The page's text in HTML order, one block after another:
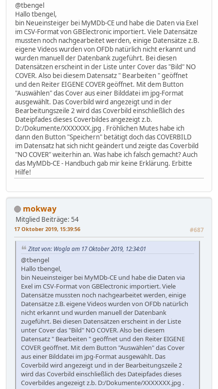
@tbengel
Hallo tbengel,
bin Neueinsteiger bei MyMDb-CE und habe die Daten via Exel
im CSV-Format von GBElectronic importiert. Viele Datensätze
mussten noch nachgearbeitet werden, einige Datensätze z.B.
eigene Videos wurden von OFDb natürlich nicht erkannt und
wurden manuell der Datenbank zugeführt. Bei diesen
Datensätzen erscheint in der Liste unter Cover das "Bild" NO
COVER. Also bei diesem Datensatz " Bearbeiten " geöffnet
und den Reiter EIGENE COVER geöffnet. Mit dem Button
"Auswählen" das Cover aus einer Bilddatei im jpg-Format
ausgewählt. Das Coverbild wird angezeigt und in der
Bearbeitungszeile 2 wird das Coverbild einschließlich des
Dateipfades dieses Coverbildes angezeigt z.b.
D:/Dokumente/XXXXXXX.jpg . Fröhlichen Mutes habe ich
dann den Button "Speichern" betätigt doch das COVERBILD
im Datensatz hat sich nicht geändert und zeigte das Coverbild
"NO COVER" weiterhin an. Was habe ich falsch gemacht? Auch
das MyMDb-CE - Handbuch gab mir keine Erklärung. Erbitte
Hilfe!
mokway
Mitglied Beiträge: 54
17 Oktober 2019, 15:39:56 #687
Zitat von: Wogla am 17 Oktober 2019, 12:34:01
@tbengel
Hallo tbengel,
bin Neueinsteiger bei MyMDb-CE und habe die Daten via
Exel im CSV-Format von GBElectronic importiert. Viele
Datensätze mussten noch nachgearbeitet werden, einige
Datensätze z.B. eigene Videos wurden von OFDb natürlich
nicht erkannt und wurden manuell der Datenbank
zugeführt. Bei diesen Datensätzen erscheint in der Liste
unter Cover das "Bild" NO COVER. Also bei diesem
Datensatz " Bearbeiten " geöffnet und den Reiter EIGENE
COVER geöffnet. Mit dem Button "Auswählen" das Cover
aus einer Bilddatei im jpg-Format ausgewählt. Das
Coverbild wird angezeigt und in der Bearbeitungszeile 2
wird das Coverbild einschließlich des Dateipfades dieses
Coverbildes angezeigt z.b. D:/Dokumente/XXXXXXX.jpg .